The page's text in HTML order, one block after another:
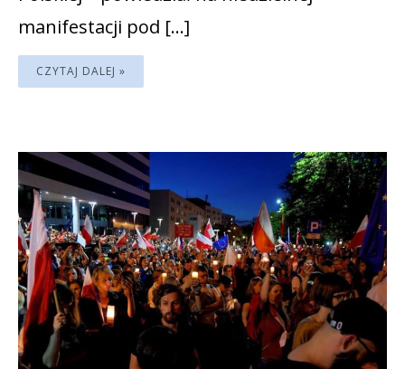
manifestacji pod […]
CZYTAJ DALEJ »